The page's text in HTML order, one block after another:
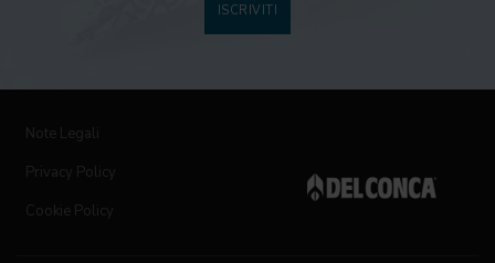
ISCRIVITI
Note Legali
Privacy Policy
Cookie Policy